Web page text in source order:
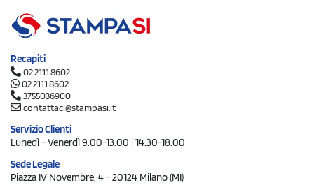
Recapiti
02 2111 8602
02 2111 8602
3755036900
contattaci@stampasi.it
Servizio Clienti
Lunedì - Venerdì 9.00-13.00 | 14.30-18.00
Sede Legale
Piazza IV Novembre, 4 - 20124 Milano (MI)